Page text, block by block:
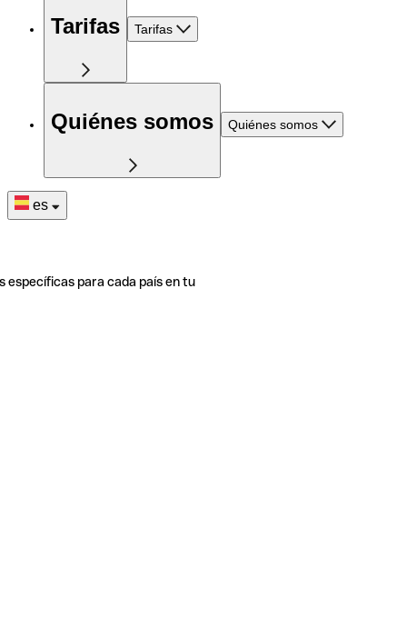
Tarifas Tarifas
Quiénes somos Quiénes somos
es
específicas para cada país en tu